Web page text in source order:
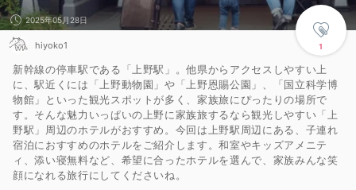
1
2025年05月28日
hiyoko1
新幹線の停車駅である「上野駅」。他県からアクセスしやすい上
に、駅近くには「上野動物園」や「上野恩賜公園」、「国立科学博
物館」といった観光スポットが多く、家族旅にぴったりの場所で
す。そんな魅力いっぱいの上野に家族旅するなら観光しやすい「上
野駅」周辺のホテルがおすすめ。今回は上野駅周辺にある、子連れ
宿泊におすすめのホテルをご紹介します。和室やキッズアメニテ
ィ、添い寝無料など、希望に合ったホテルを選んで、家族みんな笑
顔になれる旅行にしてくださいね。